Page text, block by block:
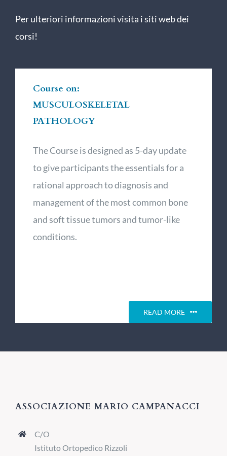
Per ulteriori informazioni visita i siti web dei
corsi!
Course on:
MUSCULOSKELETAL
PATHOLOGY
The Course is designed as 5-day update
to give participants the essentials for a
rational approach to diagnosis and
management of the most common bone
and soft tissue tumors and tumor-like
conditions.
READ MORE
ASSOCIAZIONE MARIO CAMPANACCI
C/O
Istituto Ortopedico Rizzoli